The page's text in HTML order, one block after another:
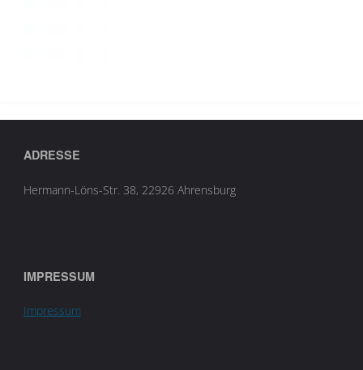
ADRESSE
Hermann-Löns-Str. 38, 22926 Ahrensburg
IMPRESSUM
Impressum